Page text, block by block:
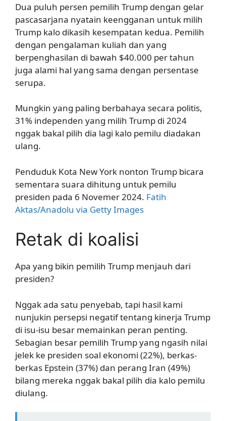
Dua puluh persen pemilih Trump dengan gelar
pascasarjana nyatain keengganan untuk milih
Trump kalo dikasih kesempatan kedua. Pemilih
dengan pengalaman kuliah dan yang
berpenghasilan di bawah $40.000 per tahun
juga alami hal yang sama dengan persentase
serupa.
Mungkin yang paling berbahaya secara politis,
31% independen yang milih Trump di 2024
nggak bakal pilih dia lagi kalo pemilu diadakan
ulang.
Penduduk Kota New York nonton Trump bicara
sementara suara dihitung untuk pemilu
presiden pada 6 Novemer 2024. Fatih
Aktas/Anadolu via Getty Images
Retak di koalisi
Apa yang bikin pemilih Trump menjauh dari
presiden?
Nggak ada satu penyebab, tapi hasil kami
nunjukin persepsi negatif tentang kinerja Trump
di isu-isu besar memainkan peran penting.
Sebagian besar pemilih Trump yang ngasih nilai
jelek ke presiden soal ekonomi (22%), berkas-
berkas Epstein (37%) dan perang Iran (49%)
bilang mereka nggak bakal pilih dia kalo pemilu
diulang.